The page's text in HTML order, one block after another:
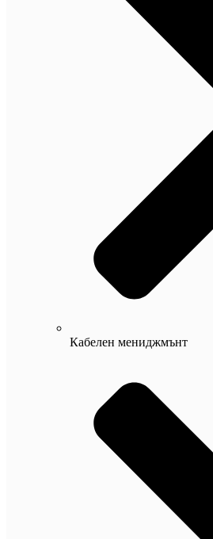
Кабелен мениджмънт